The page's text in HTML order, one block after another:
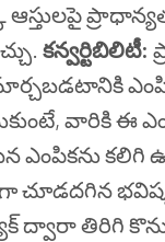
ఆస్తులపై
కన్వర్టిబిలిటీ:
వారికి ఈ
ఎంపికను కలిగి
చూడదగిన
ద్వారా తిరిగి